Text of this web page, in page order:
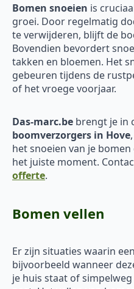
Bomen snoeien is
groei. Door regelmatig
te verwijderen, blijft de
Bovendien bevordert
takken en bloemen. Het
gebeuren tijdens de
of het vroege voorjaar.
Das-marc.be brengt je in
boomverzorgers in Hove
het snoeien van je
het juiste moment.
offerte.
Bomen vellen
Er zijn situaties waarin een
bijvoorbeeld wanneer
je huis staat of